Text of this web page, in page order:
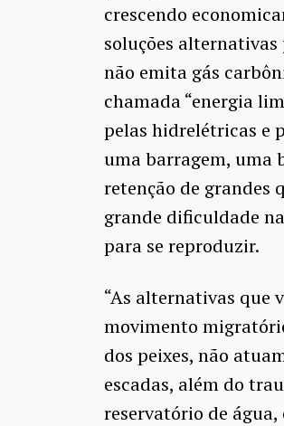
crescendo
soluções
não emita gás
chamada “energia
pelas hidrelétricas e
uma barragem, uma
retenção de grandes
grande dificuldade
para se reproduzir.
“As alternativas que
movimento
dos peixes, não
escadas, além do
reservatório de água,